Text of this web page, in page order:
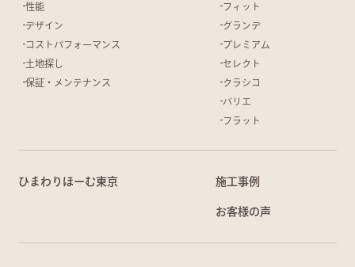
性能
デザイン
コストパフォーマンス
土地探し
保証・メンテナンス
フィット
グランデ
プレミアム
セレクト
クラシコ
バリエ
フラット
ひまわりほーむ東京 施工事例
お客様の声